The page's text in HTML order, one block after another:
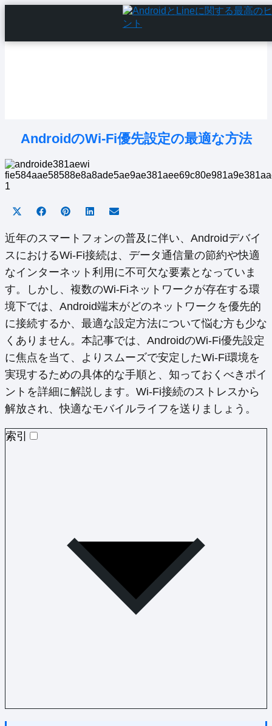
AndroidのWi-Fi優先設定の最適な方法
Share
X
(Twitter)
Share
Facebook
Share
Pinterest
Share
LinkedInEmail
近年のスマートフォンの普及に伴い、Androidデバイ
スにおけるWi-Fi接続は、データ通信量の節約や快適
なインターネット利用に不可欠な要素となっていま
す。しかし、複数のWi-Fiネットワークが存在する環
境下では、Android端末がどのネットワークを優先的
に接続するか、最適な設定方法について悩む方も少な
くありません。本記事では、AndroidのWi-Fi優先設定
に焦点を当て、よりスムーズで安定したWi-Fi環境を
実現するための具体的な手順と、知っておくべきポイ
ントを詳細に解説します。Wi-Fi接続のストレスから
解放され、快適なモバイルライフを送りましょう。
索引